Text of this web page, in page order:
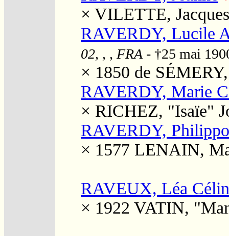
× VILETTE, Jacques
RAVERDY, Lucile
02, , , FRA - †25 mai
× 1850 de
RAVERDY, Marie
× RICHEZ, "Isaïe"
RAVERDY,
× 1577 LENAIN,
RAVEUX, Léa
× 1922 VATIN,